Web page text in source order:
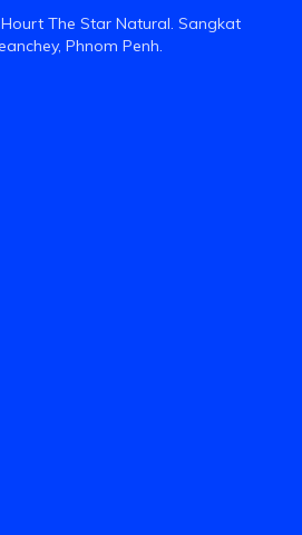
The Star Natural. Sangkat
Phnom Penh.